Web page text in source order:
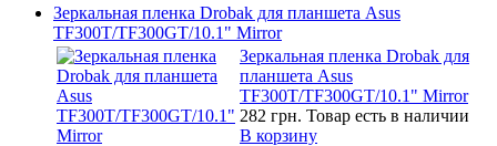
Зеркальная пленка Drobak для планшета Asus
TF300T/TF300GT/10.1" Mirror
Зеркальная пленка Drobak для
планшета Asus
TF300T/TF300GT/10.1" Mirror
282 грн. Товар есть в наличии
В корзину